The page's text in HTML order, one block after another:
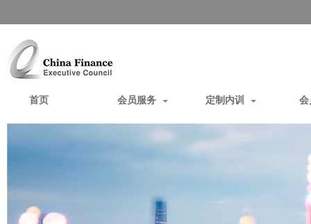
首页 会员服务 定制内训